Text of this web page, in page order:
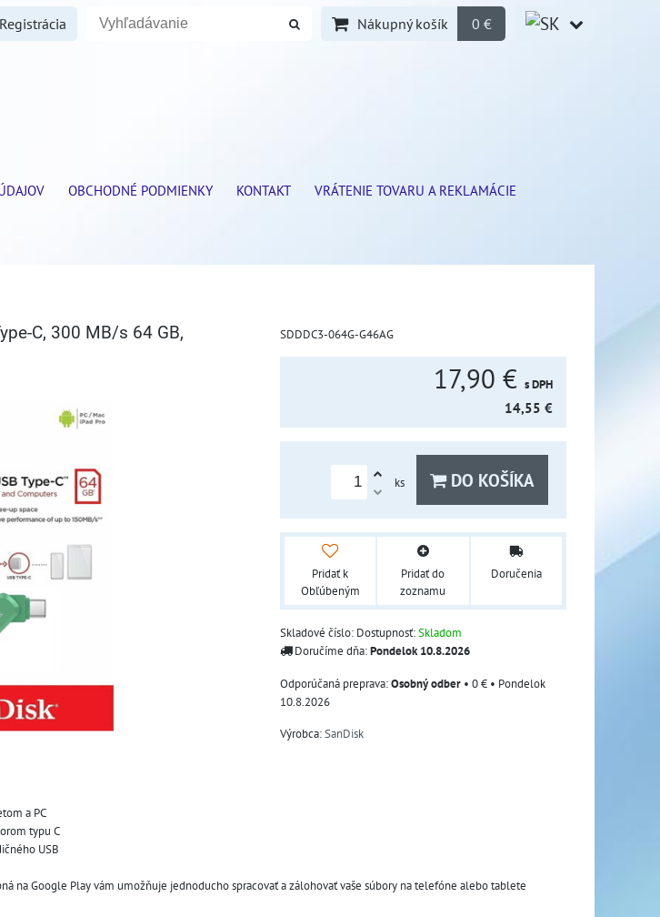
Nákupný košík 0 €
OBCHODNÉ PODMIENKY KONTAKT VRÁTENIE TOVARU A REKLAMÁCIE
C, 300 MB/s 64 GB,
SDDDC3-064G-G46AG
17,90 € s DPH
14,55 €
ks DO KOŠÍKA
Pridať k
Obľúbeným
Pridať do
zoznamu
Doručenia
Skladové číslo: Dostupnosť:Skladom
Doručíme dňa:Pondelok10.8.2026
Osobný odber • 0 € • Pondelok
10.8.2026
Výrobca:SanDisk
a PC
typu C
USB
na Google Play vám umožňuje jednoducho spracovať a zálohovať vaše súbory na telefóne alebo tablete